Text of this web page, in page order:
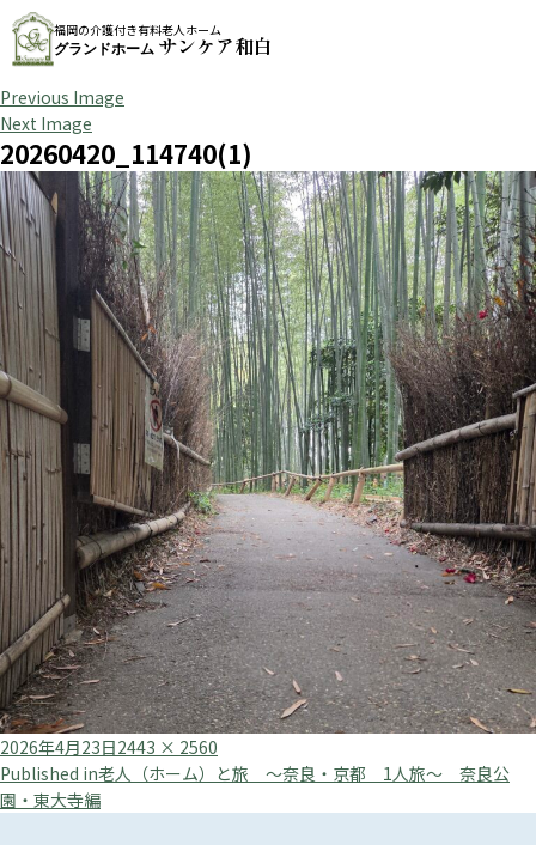
福岡の介護付き有料老人ホーム
グランドホーム サンケア和白
Previous Image
Next Image
20260420_114740(1)
Posted
on
2026年4月23日Full
size
2443 × 2560
投
稿
Published in老人（ホーム）と旅 ～奈良・京都 1人旅～ 奈良公
園・東大寺編